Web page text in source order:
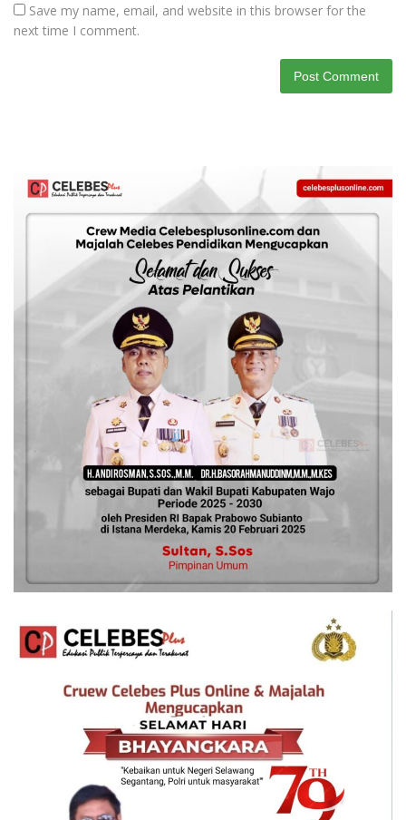
Save my name, email, and website in this browser for the
next time I comment.